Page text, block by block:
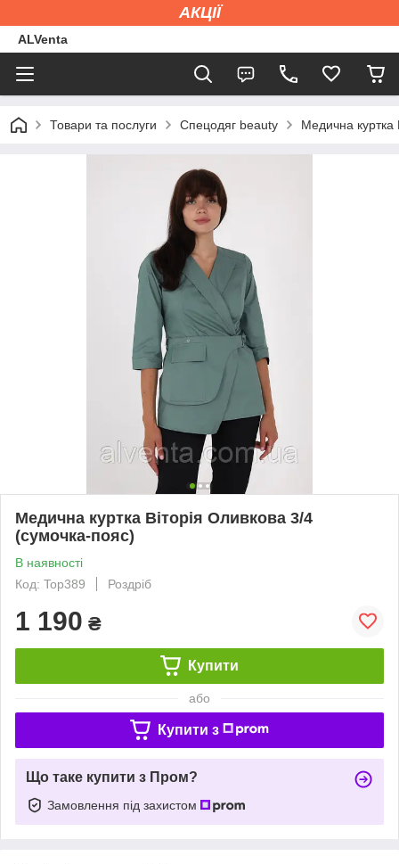
АКЦІЇ
ALVenta
Товари та послуги Спецодяг beauty Медична куртка
Медична куртка Віторія Оливкова 3/4
(сумочка-пояс)
В наявності
Код: Top389
Роздріб
1 190 ₴
Купити
або
Купити з
Що таке купити з Пром?
Замовлення під захистом